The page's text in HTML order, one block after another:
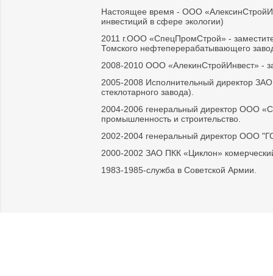
Настоящее время - ООО
инвестиций в сфере экологии)
2011 г.ООО «СпецПромСтрой» -
Томского нефтеперерабатывающего
2008-2010 ООО «АлекинСтройИнвест» -
2005-2008 Исполнительный директор ЗАО
стеклотарного завода).
2004-2006 генеральный директор ООО
промышленность и строительство.
2002-2004 генеральный директор ООО
2000-2002 ЗАО ПКК «Циклон»
1983-1985-служба в Советской Армии.